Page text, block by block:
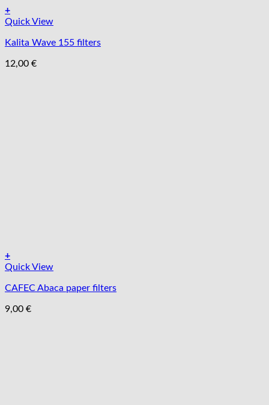
+
Quick View
Kalita Wave 155 filters
12,00 €
+
Quick View
CAFEC Abaca paper filters
9,00 €